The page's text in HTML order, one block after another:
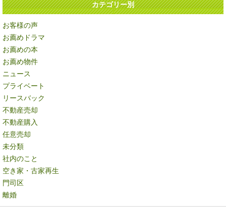
カテゴリー別
お客様の声
お薦めドラマ
お薦めの本
お薦め物件
ニュース
プライベート
リースバック
不動産売却
不動産購入
任意売却
未分類
社内のこと
空き家・古家再生
門司区
離婚